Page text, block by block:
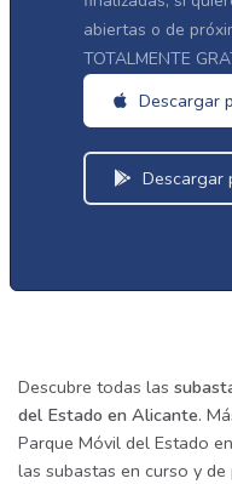
abiertas o de
TOTALMENTE
Descargar
Descargar
Descubre todas las
del Estado en Alicante.
Parque Móvil del Estado
las subastas en curso y